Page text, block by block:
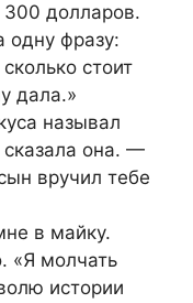
долларов.
одну фразу:
стоит
дала.»
называл
она. —
вручил тебе
в майку.
«Я молчать
истории